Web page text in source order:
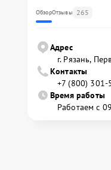
ОбзорОтзывы 265
Адрес
г. Рязань,
Контакты
+7 (800) 301-
Время работы
Работаем с